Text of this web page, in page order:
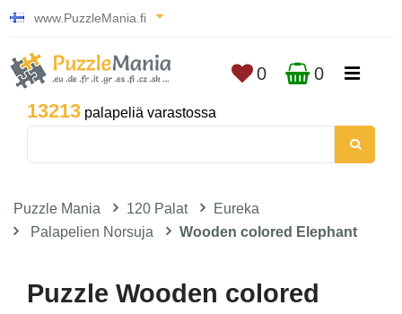
www.PuzzleMania.fi
13213 palapeliä varastossa
0 0
Puzzle Mania 120 Palat
Eureka
Palapelien Norsuja
Wooden colored Elephant
Puzzle Wooden colored